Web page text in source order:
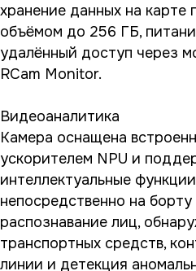
хранение данных на карте
объёмом до 256 ГБ,
удалённый доступ через
RCam Monitor.
Видеоаналитика
Камера оснащена
ускорителем NPU и
интеллектуальные
непосредственно на
распознавание лиц,
транспортных средств,
линии и детекция